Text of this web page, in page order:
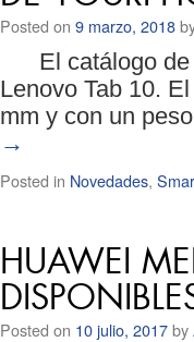
Posted on 9 marzo, 2018
El catálogo de
Lenovo Tab 10.
mm y con un
→
Posted in Novedades,
HUAWEI
Posted on 10 julio, 2017by